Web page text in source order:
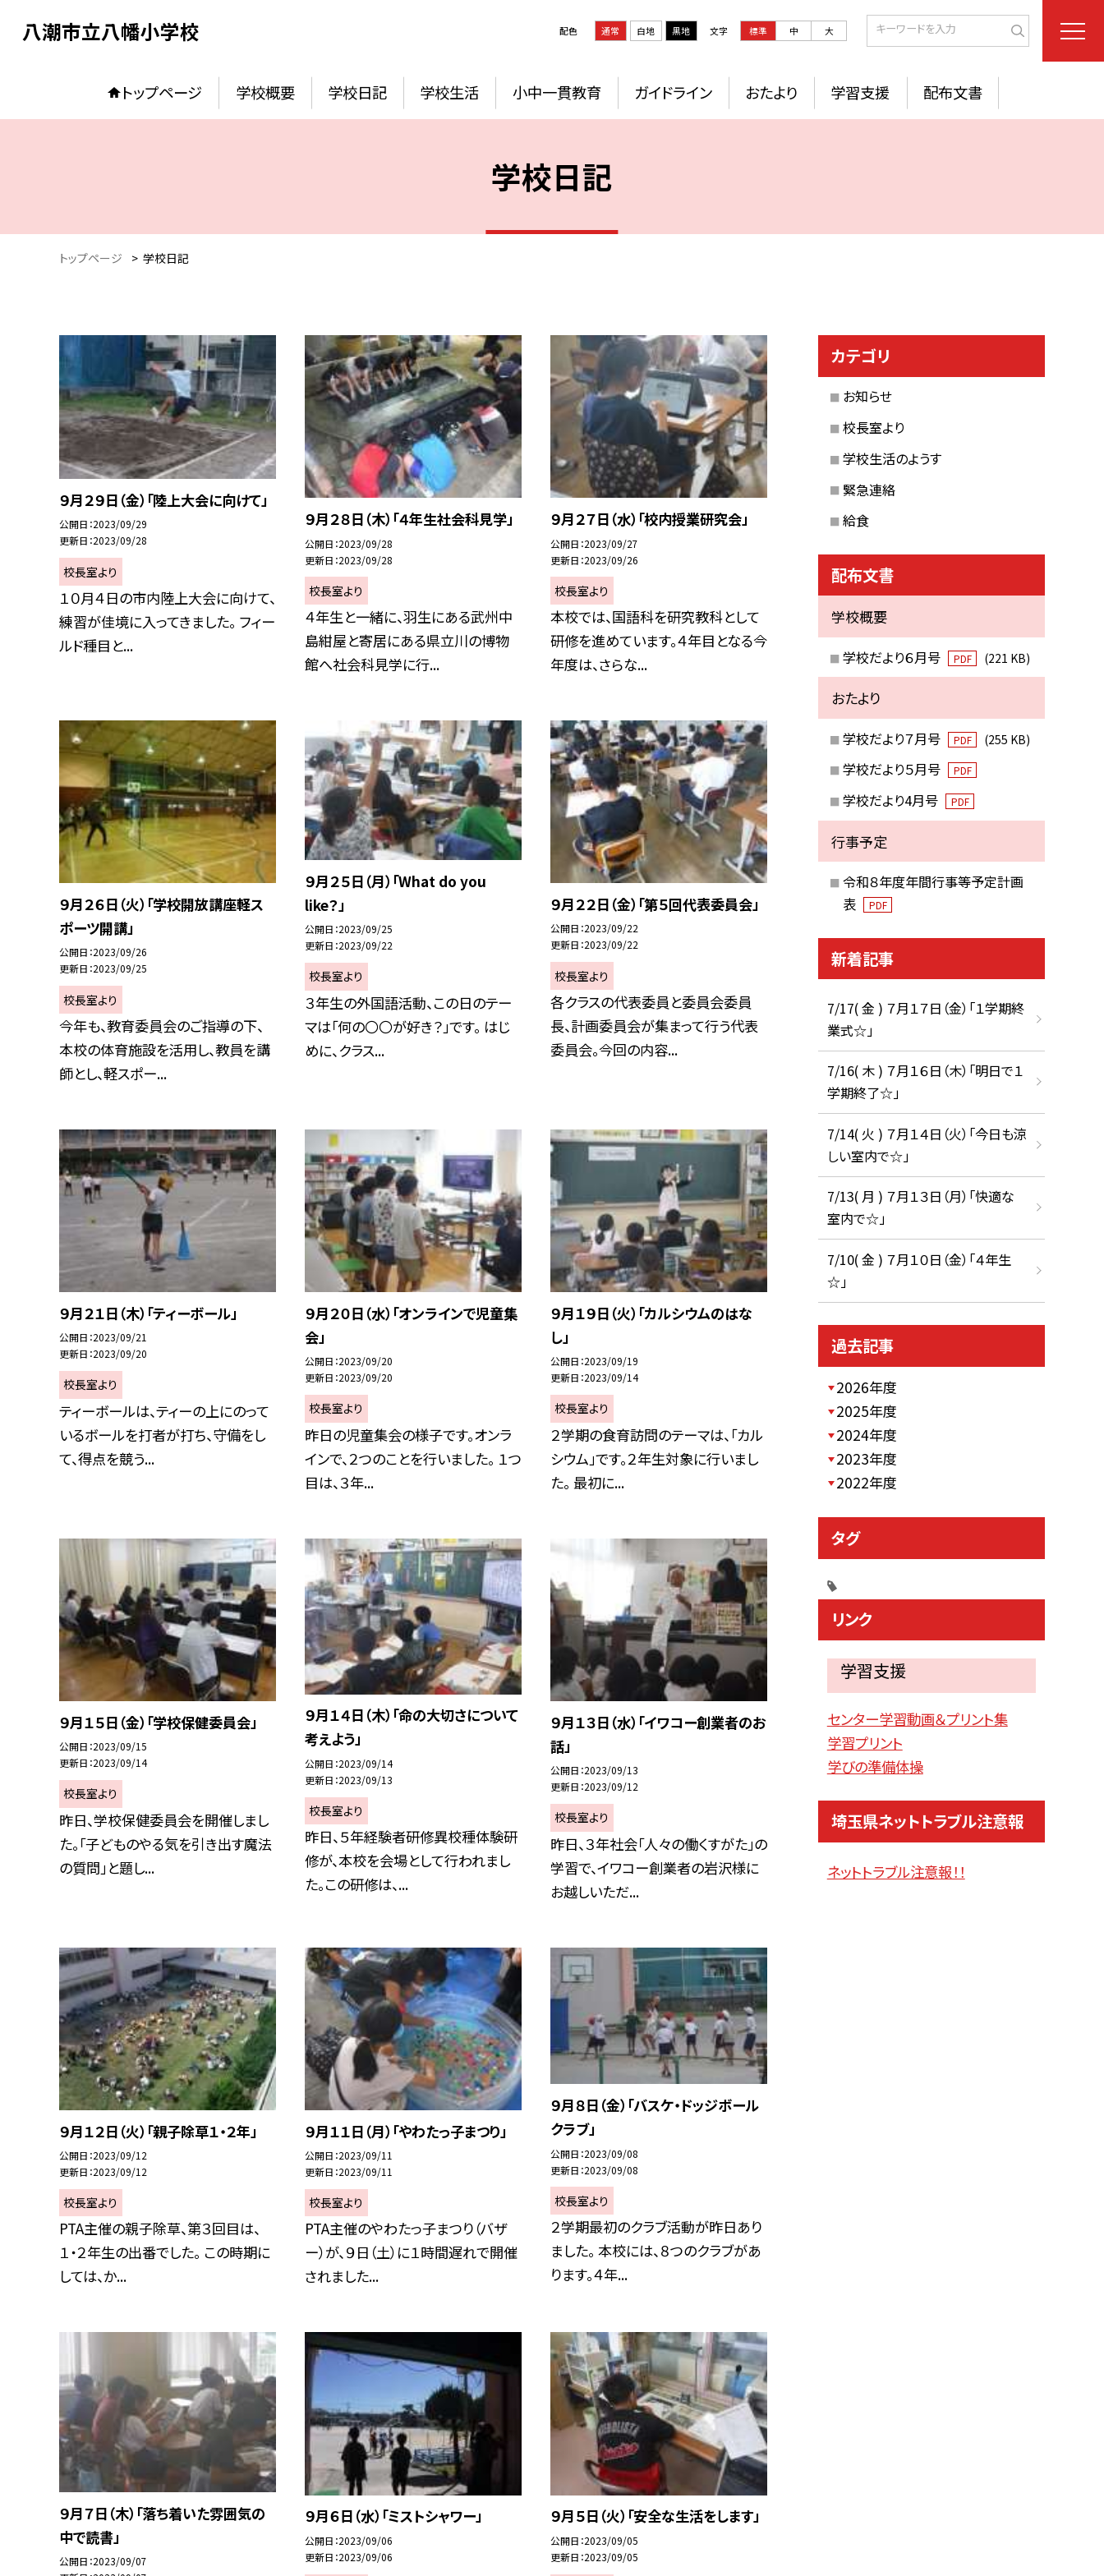
八潮市立八幡小学校 配色 通常 白地 黒地 文字 標準 中 大
トップページ 学校概要 学校日記 学校生活 小中一貫教育 ガイドライン おたより 学習支援 配布文書
学校日記
トップページ > 学校日記
９月２９日（金）「陸上大会に向けて」
公開日 2023/09/29
更新日 2023/09/28
校長室より
１０月４日の市内陸上大会に向けて、
練習が佳境に入ってきました。 フィー
ルド種目と...
９月２８日（木）「４年生社会科見学」
公開日 2023/09/28
更新日 2023/09/28
校長室より
４年生と一緒に、羽生にある武州中
島紺屋と寄居にある県立川の博物
館へ社会科見学に行...
９月２７日（水）「校内授業研究会」
公開日 2023/09/27
更新日 2023/09/26
校長室より
本校では、国語科を研究教科として
研修を進めています。４年目となる今
年度は、さらな...
９月２６日（火）「学校開放講座軽ス
ポーツ開講」
公開日 2023/09/26
更新日 2023/09/25
校長室より
今年も、教育委員会のご指導の下、
本校の体育施設を活用し、教員を講
師とし、軽スポー...
９月２５日（月）「What do you
like？」
公開日 2023/09/25
更新日 2023/09/22
校長室より
３年生の外国語活動、この日のテー
マは「何の〇〇が好き？」です。 はじ
めに、クラス...
９月２２日（金）「第５回代表委員会」
公開日 2023/09/22
更新日 2023/09/22
校長室より
各クラスの代表委員と委員会委員
長、計画委員会が集まって行う代表
委員会。今回の内容...
９月２１日（木）「ティーボール」
公開日 2023/09/21
更新日 2023/09/20
校長室より
ティーボールは、ティーの上にのって
いるボールを打者が打ち、守備をし
て、得点を競う...
９月２０日（水）「オンラインで児童集
会」
公開日 2023/09/20
更新日 2023/09/20
校長室より
昨日の児童集会の様子です。オンラ
インで、２つのことを行いました。 １つ
目は、３年...
９月１９日（火）「カルシウムのはな
し」
公開日 2023/09/19
更新日 2023/09/14
校長室より
２学期の食育訪問のテーマは、「カル
シウム」です。２年生対象に行いまし
た。 最初に...
９月１５日（金）「学校保健委員会」
公開日 2023/09/15
更新日 2023/09/14
校長室より
昨日、学校保健委員会を開催しまし
た。「子どものやる気を引き出す魔法
の質問」と題し...
９月１４日（木）「命の大切さについて
考えよう」
公開日 2023/09/14
更新日 2023/09/13
校長室より
昨日、５年経験者研修異校種体験研
修が、本校を会場として行われまし
た。この研修は、...
９月１３日（水）「イワコー創業者のお
話」
公開日 2023/09/13
更新日 2023/09/12
校長室より
昨日、３年社会「人々の働くすがた」の
学習で、イワコー創業者の岩沢様に
お越しいただ...
９月１２日（火）「親子除草１・２年」
公開日 2023/09/12
更新日 2023/09/12
校長室より
PTA主催の親子除草、第３回目は、
１・２年生の出番でした。 この時期に
しては、か...
９月１１日（月）「やわたっ子まつり」
公開日 2023/09/11
更新日 2023/09/11
校長室より
PTA主催のやわたっ子まつり（バザ
ー）が、９日（土）に１時間遅れで開催
されました...
９月８日（金）「バスケ・ドッジボール
クラブ」
公開日 2023/09/08
更新日 2023/09/08
校長室より
２学期最初のクラブ活動が昨日あり
ました。 本校には、８つのクラブがあ
ります。４年...
９月７日（木）「落ち着いた雰囲気の
中で読書」
公開日 2023/09/07
９月６日（水）「ミストシャワー」
公開日 2023/09/06
更新日 2023/09/06
９月５日（火）「安全な生活をします」
公開日 2023/09/05
更新日 2023/09/05
カテゴリ
お知らせ
校長室より
学校生活のようす
緊急連絡
給食
配布文書
学校概要
学校だより６月号 PDF (221 KB)
おたより
学校だより７月号 PDF (255 KB)
学校だより５月号 PDF
学校だより4月号 PDF
行事予定
令和８年度年間行事等予定計画
表
PDF
新着記事
7/17( 金 ) ７月１７日（金）「１学期終
業式☆」
7/16( 木 ) ７月１６日（木）「明日で１
学期終了☆」
7/14( 火 ) ７月１４日（火）「今日も涼
しい室内で☆」
7/13( 月 ) ７月１３日（月）「快適な
室内で☆」
7/10( 金 ) ７月１０日（金）「４年生
☆」
過去記事
2026年度
2025年度
2024年度
2023年度
2022年度
タグ
リンク
学習支援
センター学習動画＆プリント集
学習プリント
学びの準備体操
埼玉県ネットトラブル注意報
ネットトラブル注意報！！